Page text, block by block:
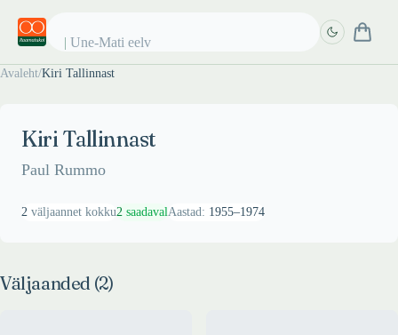
Une-Mati eelvi
Avaleht/Kiri Tallinnast
Kiri Tallinnast
Paul Rummo
2 väljaannet kokku2 saadavalAastad: 1955–1974
Väljaanded (2)